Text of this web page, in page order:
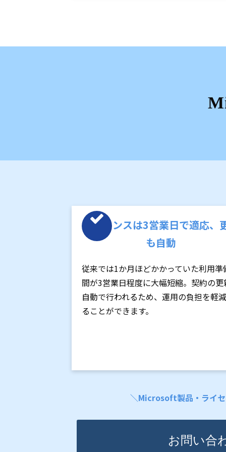
ライセンスは3営業日で適応、
も自動
従来では1か月ほどかかっていた利用準
間が3営業日程度に大幅短縮。契約の更
自動で行われるため、運用の負担を軽
ることができます。
＼Microsoft製品・ライセ
お問い合